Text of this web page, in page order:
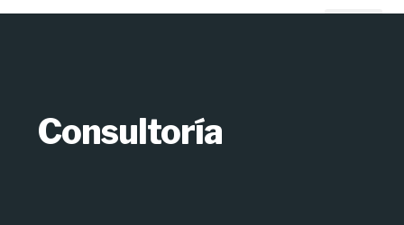
Consultoría